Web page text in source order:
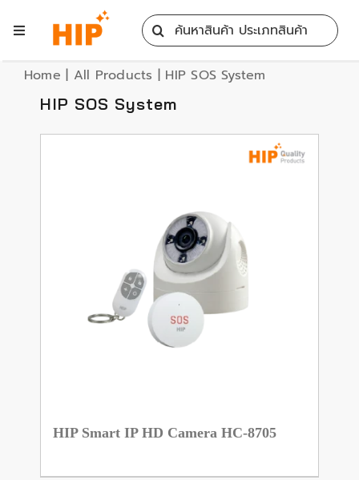
Toggle
Home
Search
for:
Home | All Products | HIP SOS System
HIP SOS System
HIP Smart IP HD Camera HC-8705